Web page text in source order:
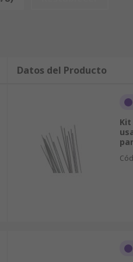
con la excelencia es
junto a la variedad de
y Herramientas
con nuestro
de Accesorios para
por la página web para
técnica de cada producto
Datos del Producto
Kit